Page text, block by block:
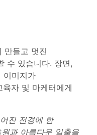
만들고 멋진
수 있습니다. 장면,
이미지가
자 및 마케터에게
진 전경에 한
과 아름다운 일출을